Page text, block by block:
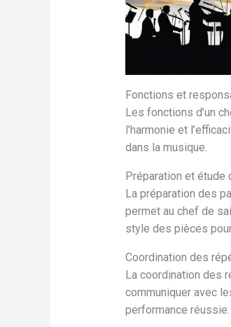
Fonctions et
Les fonctions d’un
l’harmonie et
dans la musique.
Préparation et étude
La préparation des
permet au chef de
style des pièces
Coordination des
La coordination des
communiquer avec
performance réussie.